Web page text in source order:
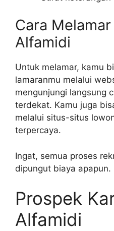
Cara
Alfamidi
Untuk melamar, kamu
lamaranmu melalui
mengunjungi langsung
terdekat. Kamu juga
melalui situs-situs
terpercaya.
Ingat, semua proses
dipungut biaya apapun.
Prospek
Alfamidi